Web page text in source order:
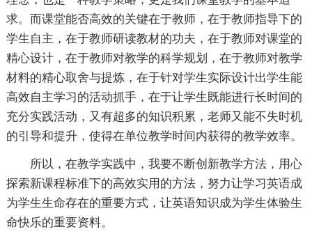
求。而课堂能否高效的关键在于教师，在于教师指导下的
学生自主，在于教师研读教材的功夫，在于教师对课堂的
精心设计，在于教师对教学的科学规划，在于教师对教学
材料的精心取舍与提炼，在于针对学生实际设计出学生能
高效自主学习的活动抓手，在于让学生既能进行长时间的
充分实践活动，又有超多的知识积累，老师又能不失时机
的引导和提升，使得在单位教学时间内获得的教学效率。
所以，在教学实践中，我要不断创新教学方法，用心
探索新课程标准下的高效实用的方法，努力让学习英语成
为学生生命存在的重要方式，让英语知识成为学生体验生
命快乐的重要资料。